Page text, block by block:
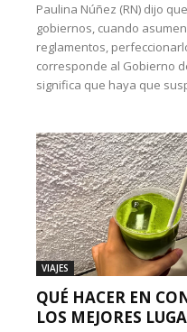
Paulina Núñez (RN) dijo
gobiernos, cuando
reglamentos,
corresponde al Gobierno
significa que haya que
VIAJES
QUÉ HACER EN
LOS MEJORES